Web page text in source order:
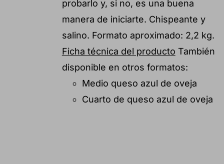
probarlo y, si no, es una buena
manera de iniciarte. Chispeante y
salino. Formato aproximado: 2,2 kg.
Ficha técnica del producto También
disponible en otros formatos:
Medio queso azul de oveja
Cuarto de queso azul de oveja